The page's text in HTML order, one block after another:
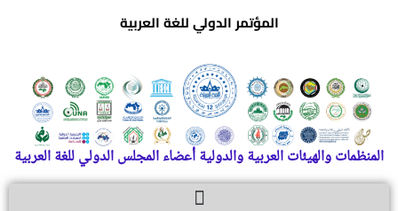
المؤتمر الدولي للغة العربية
المنظمات والهيئات العربية والدولية أعضاء المجلس الدولي للغة العربية